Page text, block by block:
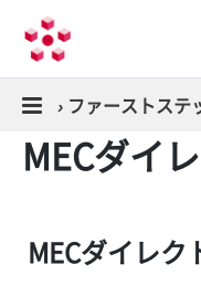
› ファーストステ
MECダイ
MECダイレク